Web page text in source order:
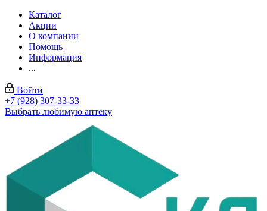
Каталог
Акции
О компании
Помощь
Информация
...
Войти
+7 (928) 307-33-33
Выбрать любимую аптеку